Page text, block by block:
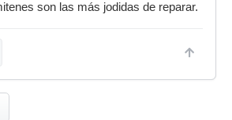
son las más jodidas de reparar.